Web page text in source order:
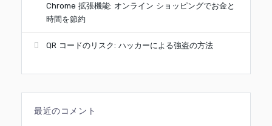
Chrome 拡張機能: オンライン ショッピングでお金と
時間を節約
QR コードのリスク: ハッカーによる強盗の方法
最近のコメント